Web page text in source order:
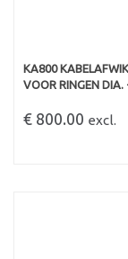
KA800
VOOR RINGEN
€ 800.00 excl.